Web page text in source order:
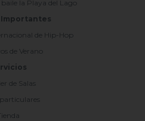
la Playa del Lago
Importantes
de Hip-Hop
de Verano
de Salas
particulares